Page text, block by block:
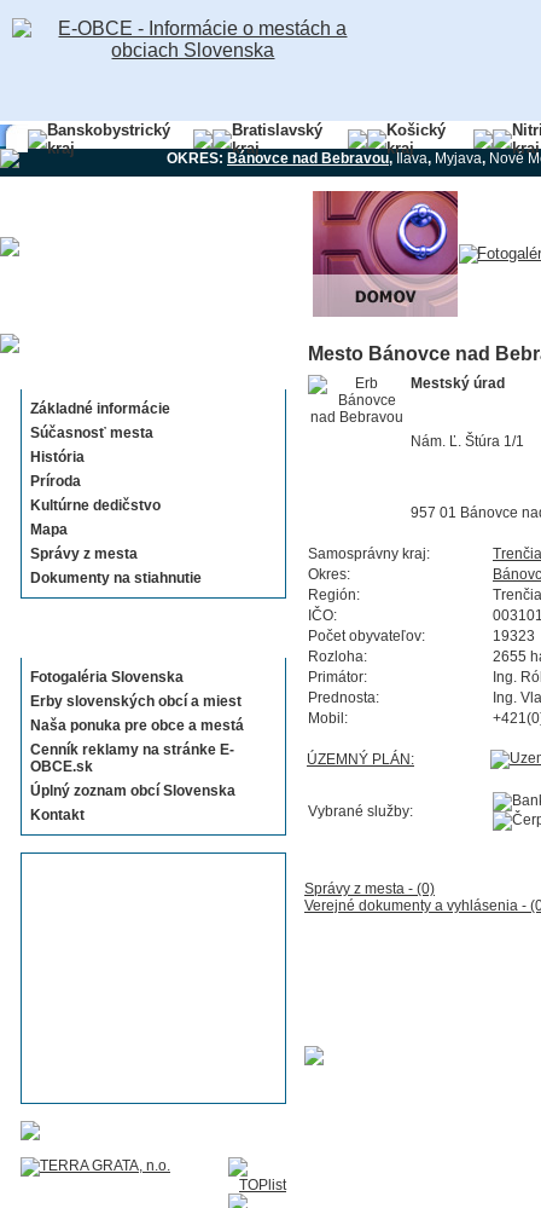
Banskobystrický
kraj
Bratislavský
kraj
Košický
kraj
kraj
OKRES: Bánovce nad Bebravou,Ilava, Myjava, Nové
Základné informácie
Súčasnosť mesta
História
Príroda
Kultúrne dedičstvo
Mapa
Správy z mesta
Dokumenty na stiahnutie
Fotogaléria Slovenska
Erby slovenských obcí a miest
Naša ponuka pre obce a mestá
Cenník reklamy na stránke E-
OBCE.sk
Úplný zoznam obcí Slovenska
Kontakt
Mesto Bánovce nad
Mestský úrad
Nám. Ľ. Štúra 1/1
957 01 Bánovce
Samosprávny kraj:
Okres:
Región:
IČO:
Počet obyvateľov:
19323
Rozloha:
2655
Primátor:
Ing.
Prednosta:
Ing.
Mobil:
ÚZEMNÝ PLÁN:
Vybrané služby:
Správy z mesta - (0)
Verejné dokumenty a vyhlásenia -